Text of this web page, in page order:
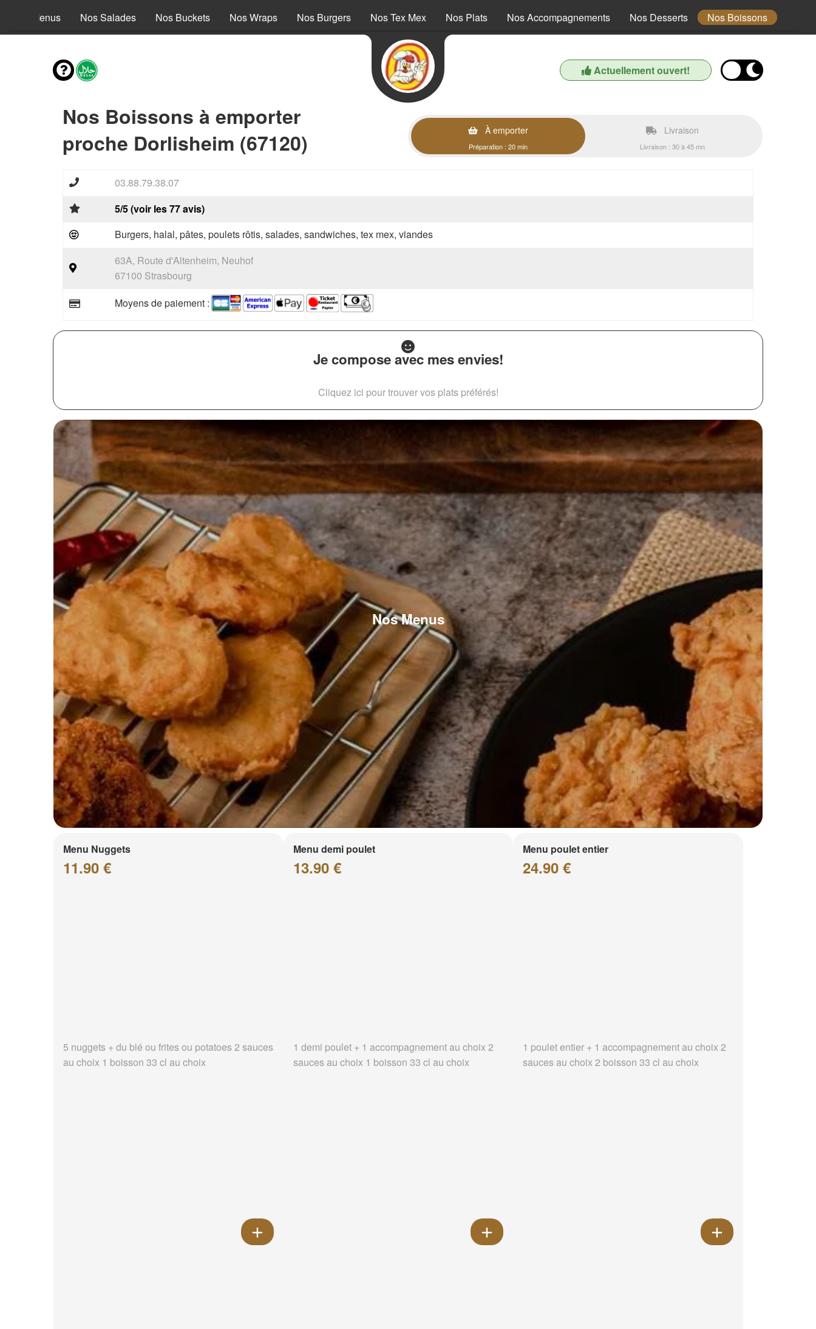
Nos Menus Nos Salades Nos Buckets Nos Wraps Nos Burgers Nos Tex Mex Nos Plats Nos Accompagnements Nos Desserts Nos Boissons
Actuellement ouvert!
Nos Boissons à emporter
proche Dorlisheim (67120)
À emporter
Préparation : 20 min
Livraison
Livraison : 30 à 45 mn
03.88.79.38.07
5/5 (voir les 77 avis)
Burgers, halal, pâtes, poulets rôtis, salades, sandwiches, tex mex, viandes
63A, Route d'Altenheim, Neuhof
67100 Strasbourg
Moyens de paiement :
Je compose avec mes envies!
Cliquez ici pour trouver vos plats préférés!
Nos Menus
Menu Nuggets
11.90 €
5 nuggets + du blé ou frites ou potatoes 2 sauces
au choix 1 boisson 33 cl au choix
Menu demi poulet
13.90 €
1 demi poulet + 1 accompagnement au choix 2
sauces au choix 1 boisson 33 cl au choix
Menu poulet entier
24.90 €
1 poulet entier + 1 accompagnement au choix 2
sauces au choix 2 boisson 33 cl au choix